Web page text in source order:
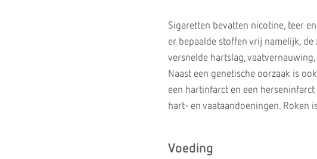
Sigaretten bevatten nicotine, teer
er bepaalde stoffen vrij namelijk, de
versnelde hartslag,
Naast een genetische oorzaak is
een hartinfarct en een
hart- en vaataandoeningen. Roken
Voeding